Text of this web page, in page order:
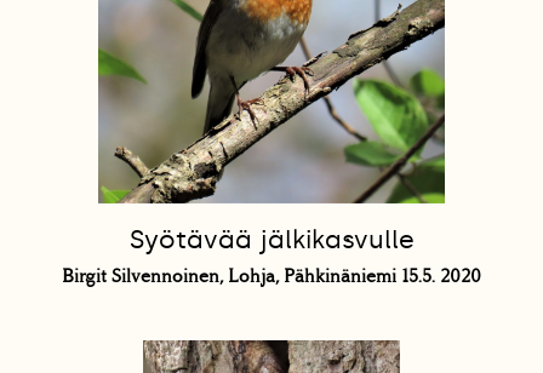
Syötävää jälkikasvulle
Birgit Silvennoinen, Lohja, Pähkinäniemi 15.5. 2020